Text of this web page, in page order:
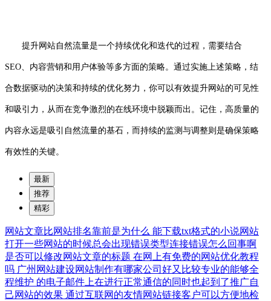
提升网站自然流量是一个持续优化和迭代的过程，需要结合
SEO、内容营销和用户体验等多方面的策略。通过实施上述策略，结
合数据驱动的决策和持续的优化努力，你可以有效提升网站的可见性
和吸引力，从而在竞争激烈的在线环境中脱颖而出。记住，高质量的
内容永远是吸引自然流量的基石，而持续的监测与调整则是确保策略
有效性的关键。
最新
推荐
精彩
网站文章比网站排名靠前是为什么 能下载txt格式的小说网站
打开一些网站的时候总会出现错误类型连接错误怎么回事啊
是否可以修改网站文章的标题 在网上有免费的网站优化教程
吗 广州网站建设网站制作有哪家公司好又比较专业的能够全
程维护 的电子邮件上在进行正常通信的同时也起到了推广自
己网站的效果 通过互联网的友情网站链接客户可以方便地检